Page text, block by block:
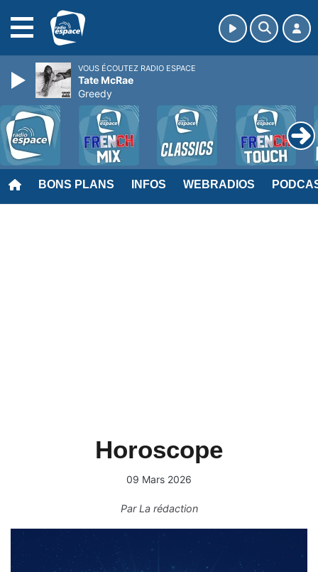
BONS PLANS INFOS WEBRADIOS
Horoscope
09 Mars 2026
ParLa rédaction
VOUS ÉCOUTEZ RADIO ESPACE
Tate McRae
Greedy